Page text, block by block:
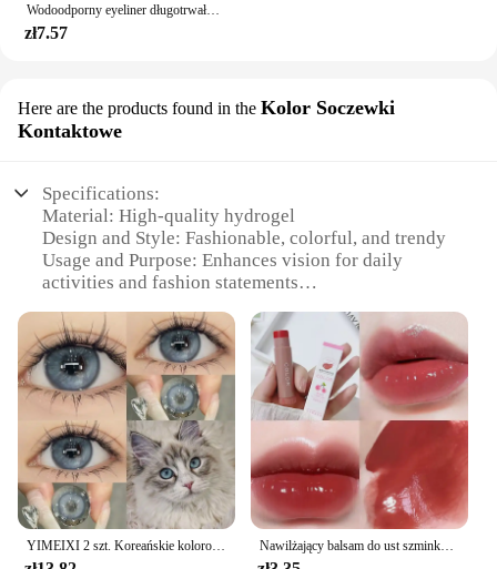
Wodoodporny eyeliner długotrwały ołówek kolorowy pigment niebieski czarny biały kolor żelowy eyeliner w pisaku makijaż oczu kosmetyki kosmetyczne
zł7.57
Here are the products found in the Kolor Soczewki
Kontaktowe
Specifications:
Material: High-quality hydrogel
Design and Style: Fashionable, colorful, and trendy
Usage and Purpose: Enhances vision for daily
activities and fashion statements
comfort and clarity
Shape or Size or Weight or Quantity: Available in
multiple sets, each set containing multiple lenses
Applicable People: Suitable for individuals seeking
stylish eyewear solutions
Features:
**Elevate Your Style with Uroda Kolor Soczewki
Kontaktowe**
Uroda Kolor Soczewki Kontaktowe are not just
Nawilżający balsam do ust szminka nawilżająca ładna dziewczyna pulchna warga woda lekka błyszczyk do ust makijaż koreańska szminka kosmetyczne 3 kolory piękno